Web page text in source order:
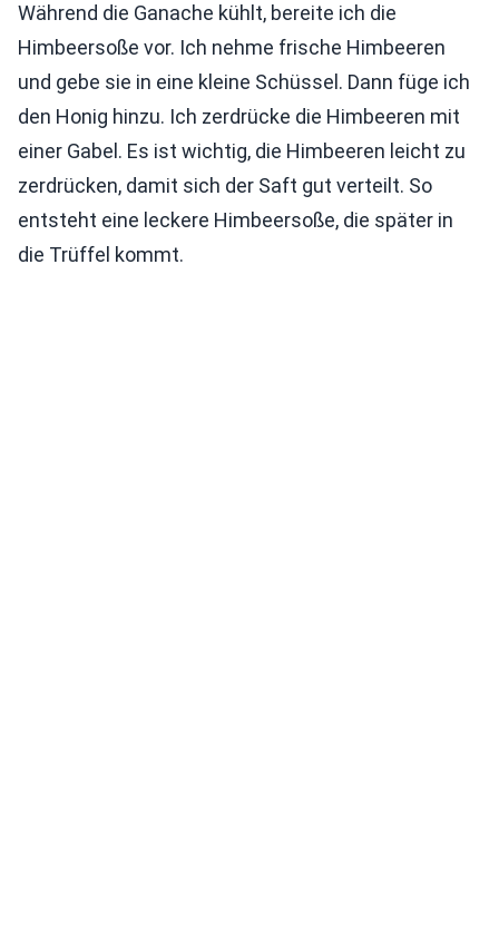
Während die Ganache kühlt, bereite ich die
Himbeersoße vor. Ich nehme frische Himbeeren
und gebe sie in eine kleine Schüssel. Dann füge ich
den Honig hinzu. Ich zerdrücke die Himbeeren mit
einer Gabel. Es ist wichtig, die Himbeeren leicht zu
zerdrücken, damit sich der Saft gut verteilt. So
entsteht eine leckere Himbeersoße, die später in
die Trüffel kommt.